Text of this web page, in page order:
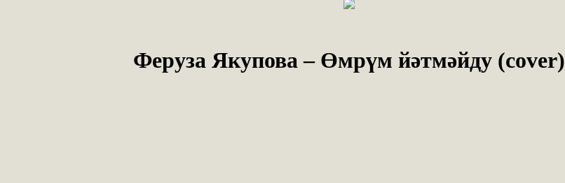
Феруза Якупова – Өмрүм йәтмәйду (cover)